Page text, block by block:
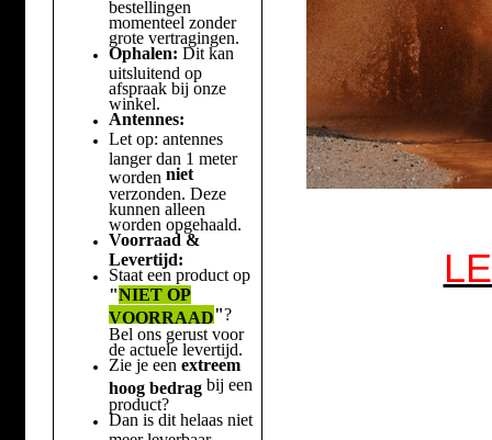
bestellingen
momenteel zonder
grote vertragingen.
Ophalen: Dit kan
uitsluitend op
afspraak bij onze
winkel.
Antennes:
Let op: antennes
langer dan 1 meter
worden niet
verzonden. Deze
kunnen alleen
worden opgehaald.
Voorraad &
Levertijd:
Staat een product op
"NIET OP
VOORRAAD"?
Bel ons gerust voor
de actuele levertijd.
Zie je een extreem
hoog bedragbij een
product?
Dan is dit helaas niet